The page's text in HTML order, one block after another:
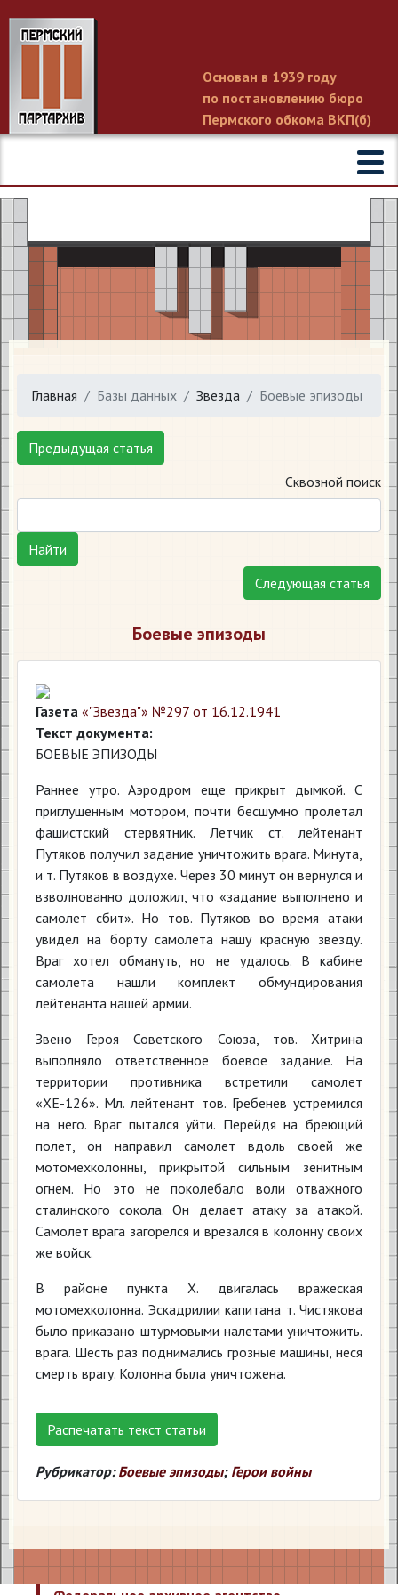
Основан в 1939 году
по постановлению бюро
Пермского обкома ВКП(б)
Главная Базы данных Звезда Боевые эпизоды
Предыдущая статья
Сквозной поиск
Найти
Следующая статья
Боевые эпизоды
Газета «"Звезда"» №297 от 16.12.1941
Текст документа:
БОЕВЫЕ ЭПИЗОДЫ
Раннее утро. Аэродром еще прикрыт дымкой. С
приглушенным мотором, почти бесшумно пролетал
фашистский стервятник. Летчик ст. лейтенант
Путяков получил задание уничтожить врага. Минута,
и т. Путяков в воздухе. Через 30 минут он вернулся и
взволнованно доложил, что «задание выполнено и
самолет сбит». Но тов. Путяков во время атаки
увидел на борту самолета нашу красную звезду.
Враг хотел обмануть, но не удалось. В кабине
самолета нашли комплект обмундирования
лейтенанта нашей армии.
Звено Героя Советского Союза, тов. Хитрина
выполняло ответственное боевое задание. На
территории противника встретили самолет
«ХЕ-126». Мл. лейтенант тов. Гребенев устремился
на него. Враг пытался уйти. Перейдя на бреющий
полет, он направил самолет вдоль своей же
мотомехколонны, прикрытой сильным зенитным
огнем. Но это не поколебало воли отважного
сталинского сокола. Он делает атаку за атакой.
Самолет врага загорелся и врезался в колонну своих
же войск.
В районе пункта Х. двигалась вражеская
мотомехколонна. Эскадрилии капитана т. Чистякова
было приказано штурмовыми налетами уничтожить.
врага. Шесть раз поднимались грозные машины, неся
смерть врагу. Колонна была уничтожена.
Распечатать текст статьи
Рубрикатор: Боевые эпизоды; Герои войны